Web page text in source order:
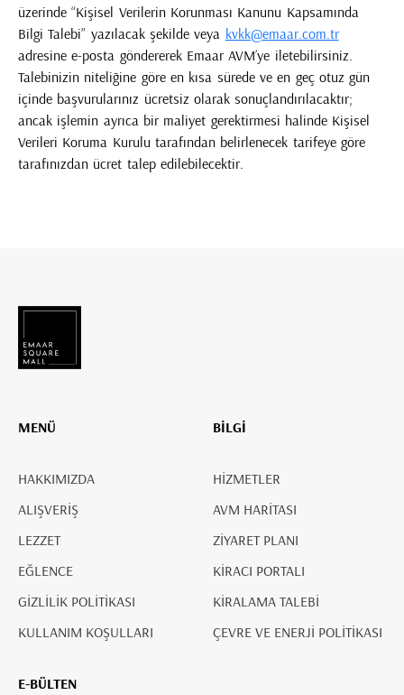
üzerinde “Kişisel Verilerin Korunması Kanunu Kapsamında
Bilgi Talebi” yazılacak şekilde veya kvkk@emaar.com.tr
adresine e-posta göndererek Emaar AVM’ye iletebilirsiniz.
Talebinizin niteliğine göre en kısa sürede ve en geç otuz gün
içinde başvurularınız ücretsiz olarak sonuçlandırılacaktır;
ancak işlemin ayrıca bir maliyet gerektirmesi halinde Kişisel
Verileri Koruma Kurulu tarafından belirlenecek tarifeye göre
tarafınızdan ücret talep edilebilecektir.
MENÜ
HAKKIMIZDA
ALIŞVERİŞ
LEZZET
EĞLENCE
GİZLİLİK POLİTİKASI
KULLANIM KOŞULLARI
BİLGİ
HİZMETLER
AVM HARİTASI
ZİYARET PLANI
KİRACI PORTALI
KİRALAMA TALEBİ
ÇEVRE VE ENERJİ POLİTİKASI
E-BÜLTEN